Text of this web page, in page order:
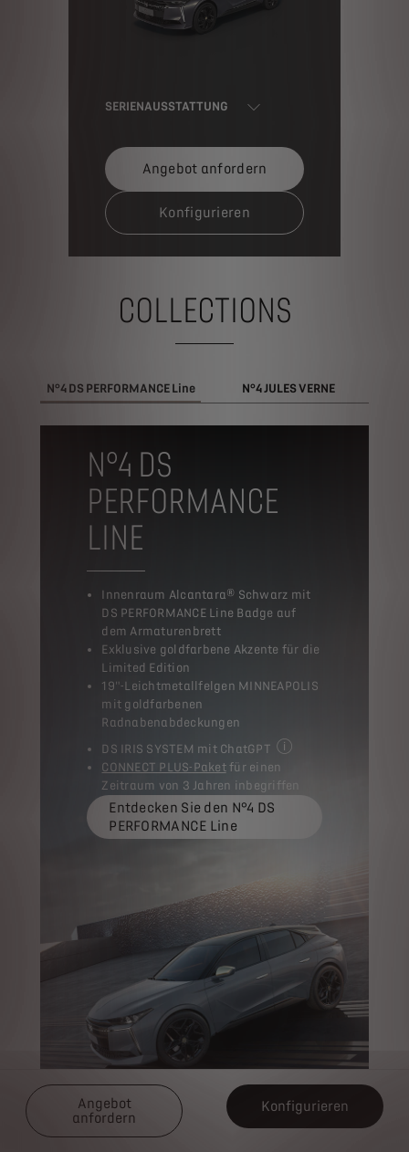
SERIENAUSSTATTUNG
Angebot anfordern
Konfigurieren
COLLECTIONS
N°4 DS PERFORMANCE Line N°4 JULES VERNE
N°4 DS
PERFORMANCE
LINE
Innenraum Alcantara® Schwarz mit
DS PERFORMANCE Line Badge auf
dem Armaturenbrett
Exklusive goldfarbene Akzente für die
Limited Edition
19"-Leichtmetallfelgen MINNEAPOLIS
mit goldfarbenen
Radnabenabdeckungen
DS IRIS SYSTEM mit ChatGPT
Entdecken Sie den N°4
CONNECT PLUS-Paketfür einen
Zeitraum von 3 Jahren inbegriffen
Entdecken Sie den N°4 DS
PERFORMANCE Line
Angebot
anfordern
Konfigurieren